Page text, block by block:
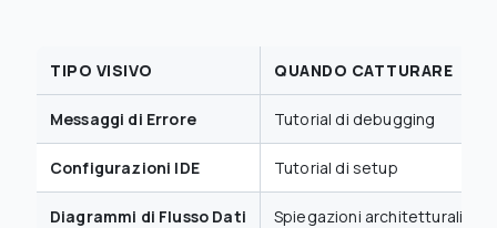
TIPO VISIVO QUANDO CATTURARE
Messaggi di Errore Tutorial di debugging
Configurazioni IDE Tutorial di setup
Diagrammi di Flusso Dati Spiegazioni architetturali